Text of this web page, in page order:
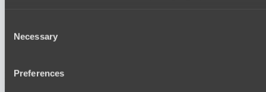
share information about your use of our site with our social
Selection
Necessary
Preferences
No Hoodwink
Настройки файлов cookie